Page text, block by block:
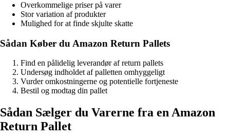
Overkommelige priser på varer
Stor variation af produkter
Mulighed for at finde skjulte skatte
Sådan Køber du Amazon Return Pallets
Find en pålidelig leverandør af return pallets
Undersøg indholdet af palletten omhyggeligt
Vurder omkostningerne og potentielle fortjeneste
Bestil og modtag din pallet
Sådan Sælger du Varerne fra en Amazon
Return Pallet